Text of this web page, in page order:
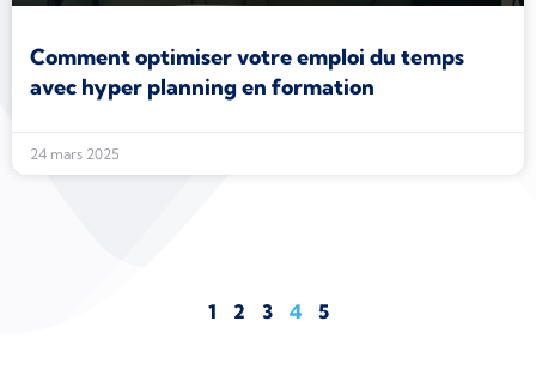
Comment optimiser votre emploi du temps
avec hyper planning en formation
24 mars 2025
1 2 3 4 5